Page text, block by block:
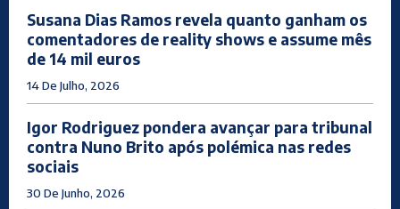
Susana Dias Ramos revela quanto ganham os
comentadores de reality shows e assume mês
de 14 mil euros
14 De Julho, 2026
Igor Rodriguez pondera avançar para tribunal
contra Nuno Brito após polémica nas redes
sociais
30 De Junho, 2026